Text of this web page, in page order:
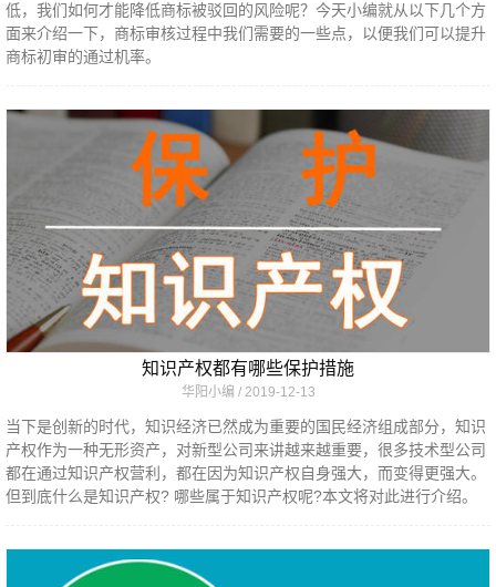
低，我们如何才能降低商标被驳回的风险呢？今天小编就从以下几个方
面来介绍一下，商标审核过程中我们需要的一些点，以便我们可以提升
商标初审的通过机率。
知识产权都有哪些保护措施
华阳小编 2019-12-13
当下是创新的时代，知识经济已然成为重要的国民经济组成部分，知识
产权作为一种无形资产，对新型公司来讲越来越重要，很多技术型公司
都在通过知识产权营利，都在因为知识产权自身强大，而变得更强大。
但到底什么是知识产权? 哪些属于知识产权呢?本文将对此进行介绍。